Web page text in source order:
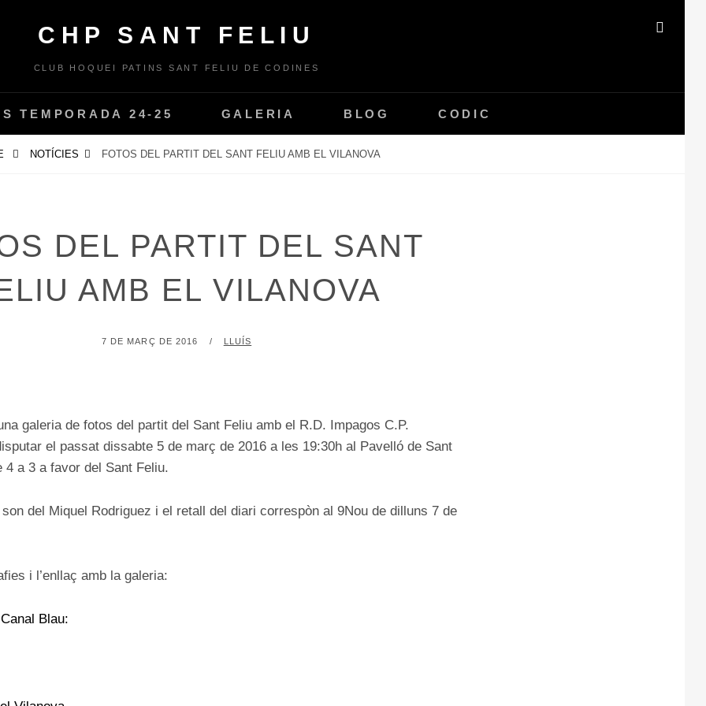
CHP SANT FELIU
CLUB HOQUEI PATINS SANT FELIU DE CODINES
TEMPORADA 24-25 GALERIA BLOG CODIC
NOTÍCIES FOTOS DEL PARTIT DEL SANT FELIU AMB EL VILANOVA
DEL PARTIT DEL SANT
AMB EL VILANOVA
POSTED
7 DE MARÇ DE 2016 BY
LLUÍS
galeria de fotos del partit del Sant Feliu amb el R.D. Impagos C.P.
el passat dissabte 5 de març de 2016 a les 19:30h al Pavelló de Sant
4 a 3 a favor del Sant Feliu.
del Miquel Rodriguez i el retall del diari correspòn al 9Nou de dilluns 7 de
i l’enllaç amb la galeria:
Blau: